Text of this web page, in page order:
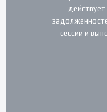
сессии и